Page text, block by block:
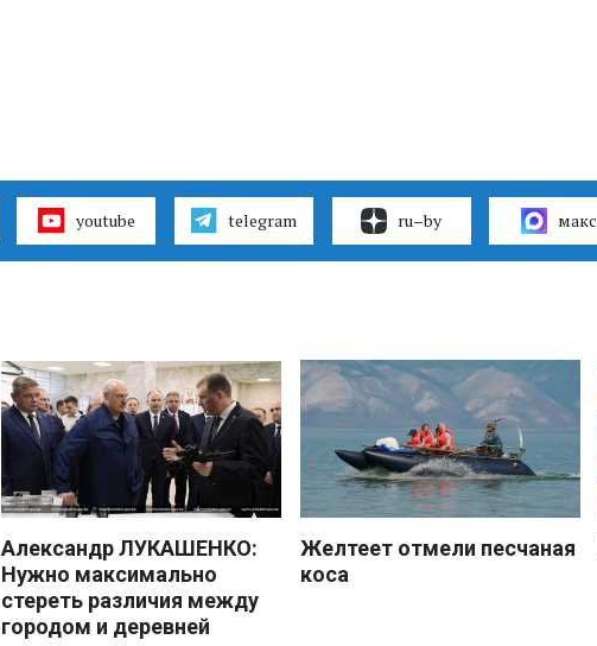
youtube telegram ru–by макс
Александр ЛУКАШЕНКО:
Нужно максимально
стереть различия между
городом и деревней
Желтеет отмели песчаная
коса